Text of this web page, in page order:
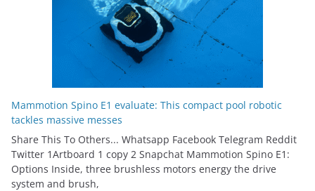
Mammotion Spino E1 evaluate: This compact pool robotic
tackles massive messes
Share This To Others... Whatsapp Facebook Telegram Reddit
Twitter 1Artboard 1 copy 2 Snapchat Mammotion Spino E1:
Options Inside, three brushless motors energy the drive
system and brush,